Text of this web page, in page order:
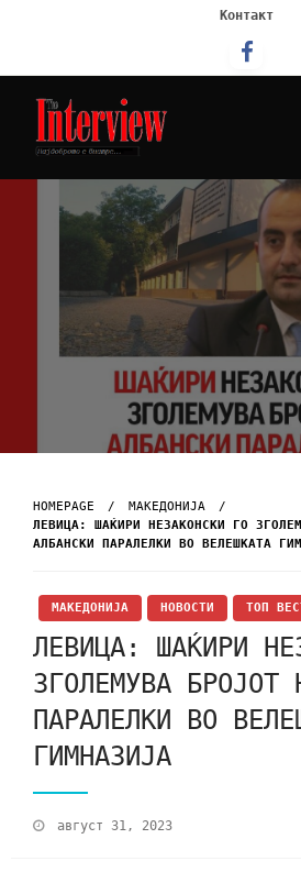
Контакт
Интервју
HOMEPAGE
МАКЕДОНИЈА
ЛЕВИЦА: ШАЌИРИ НЕЗАКОНСКИ ГО
АЛБАНСКИ ПАРАЛЕЛКИ ВО ВЕЛЕШКАТА
МАКЕДОНИЈА НОВОСТИ ТОП
ЛЕВИЦА: ШАЌИРИ
ЗГОЛЕМУВА БРОЈОТ
ПАРАЛЕЛКИ ВО
ГИМНАЗИЈА
август 31, 2023